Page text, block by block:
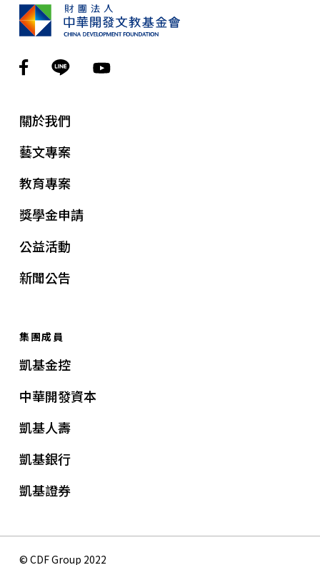
關於我們
藝文專案
教育專案
獎學金申請
公益活動
新聞公告
集團成員
凱基金控
中華開發資本
凱基人壽
凱基銀行
凱基證券
© CDF Group 2022